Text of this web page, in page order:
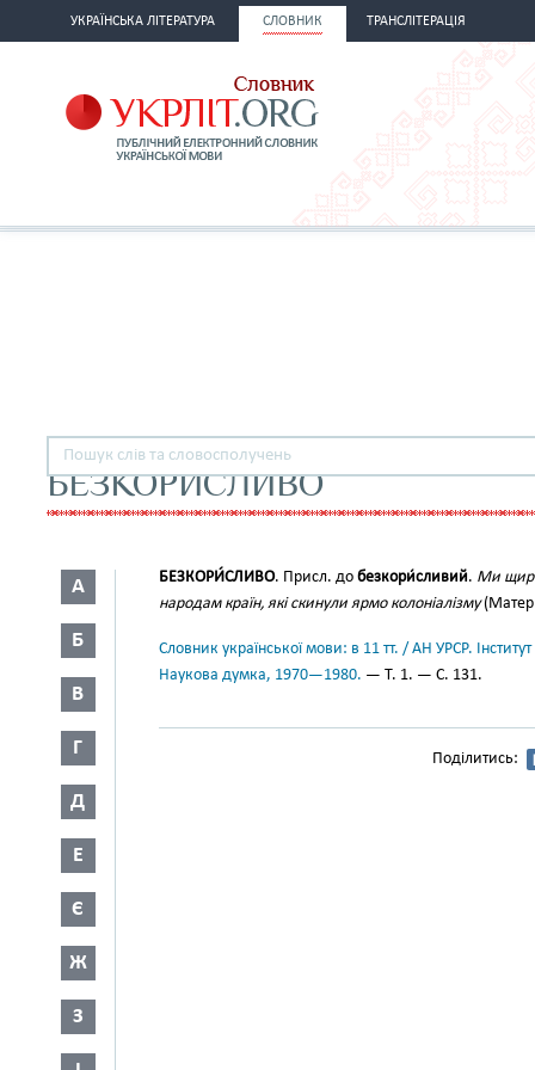
УКРАЇНСЬКА ЛІТЕРАТУРА СЛОВНИК ТРАНСЛІТЕРАЦІЯ
БЕЗКОРИСЛИВО
А
Б
В
Г
Д
Е
Є
Ж
З
БЕЗКОРИ́СЛИВО. Присл. до безкори́сливий. Ми
народам країн, які скинули ярмо колоніалізму
Словник української мови: в 11 тт. / АН УРСР.
Наукова думка, 1970—1980. — Т. 1. — С. 131.
Поділитись: